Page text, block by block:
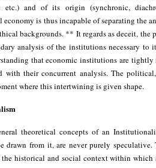
etc.) and of its origin (synchronic,
is thus incapable of separating the
backgrounds. ** It regards as deceit, the
analysis of the institutions necessary
that economic institutions are
with their concurrent analysis. The
where this intertwining is given shape.
theoretical concepts of an
drawn from it, are never purely
historical and social context within which